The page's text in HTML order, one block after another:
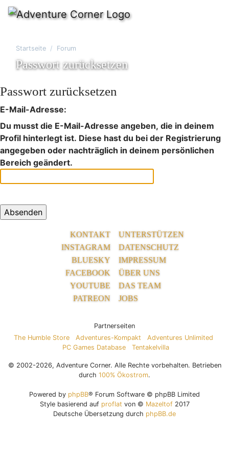
Startseite Forum
Passwort zurücksetzen
Passwort zurücksetzen
E-Mail-Adresse:
Du musst die E-Mail-Adresse angeben, die in deinem
Profil hinterlegt ist. Diese hast du bei der Registrierung
angegeben oder nachträglich in deinem persönlichen
Bereich geändert.
KONTAKT
INSTAGRAM
BLUESKY
FACEBOOK
YOUTUBE
PATREON
UNTERSTÜTZEN
DATENSCHUTZ
IMPRESSUM
ÜBER UNS
DAS TEAM
JOBS
Partnerseiten
The Humble Store
Adventures-Kompakt
Adventures Unlimited
PC Games Database
Tentakelvilla
© 2002-2026, Adventure Corner. Alle Rechte vorbehalten. Betrieben
durch 100% Ökostrom.
Powered by phpBB® Forum Software © phpBB Limited
Style basierend auf proflat von © Mazeltof2017
Deutsche Übersetzung durch phpBB.de